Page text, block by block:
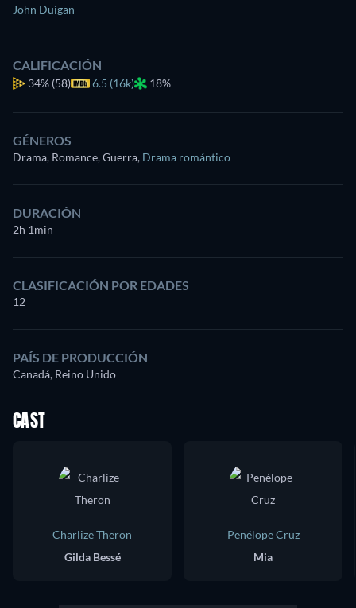
John Duigan
CALIFICACIÓN
34% (58) 6.5 (16k) 18%
GÉNEROS
Drama, Romance, Guerra, Drama romántico
DURACIÓN
2h 1min
CLASIFICACIÓN POR EDADES
12
PAÍS DE PRODUCCIÓN
Canadá, Reino Unido
CAST
Charlize Theron
Gilda Bessé
Penélope Cruz
Mia